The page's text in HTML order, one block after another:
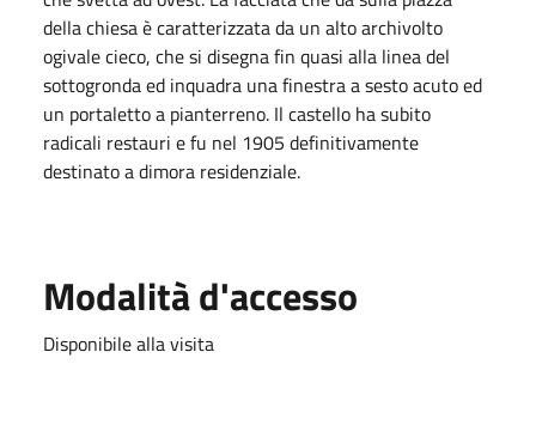
della chiesa è caratterizzata da un alto archivolto
ogivale cieco, che si disegna fin quasi alla linea del
sottogronda ed inquadra una finestra a sesto acuto ed
un portaletto a pianterreno. Il castello ha subito
radicali restauri e fu nel 1905 definitivamente
destinato a dimora residenziale.
Modalità d'accesso
Disponibile alla visita